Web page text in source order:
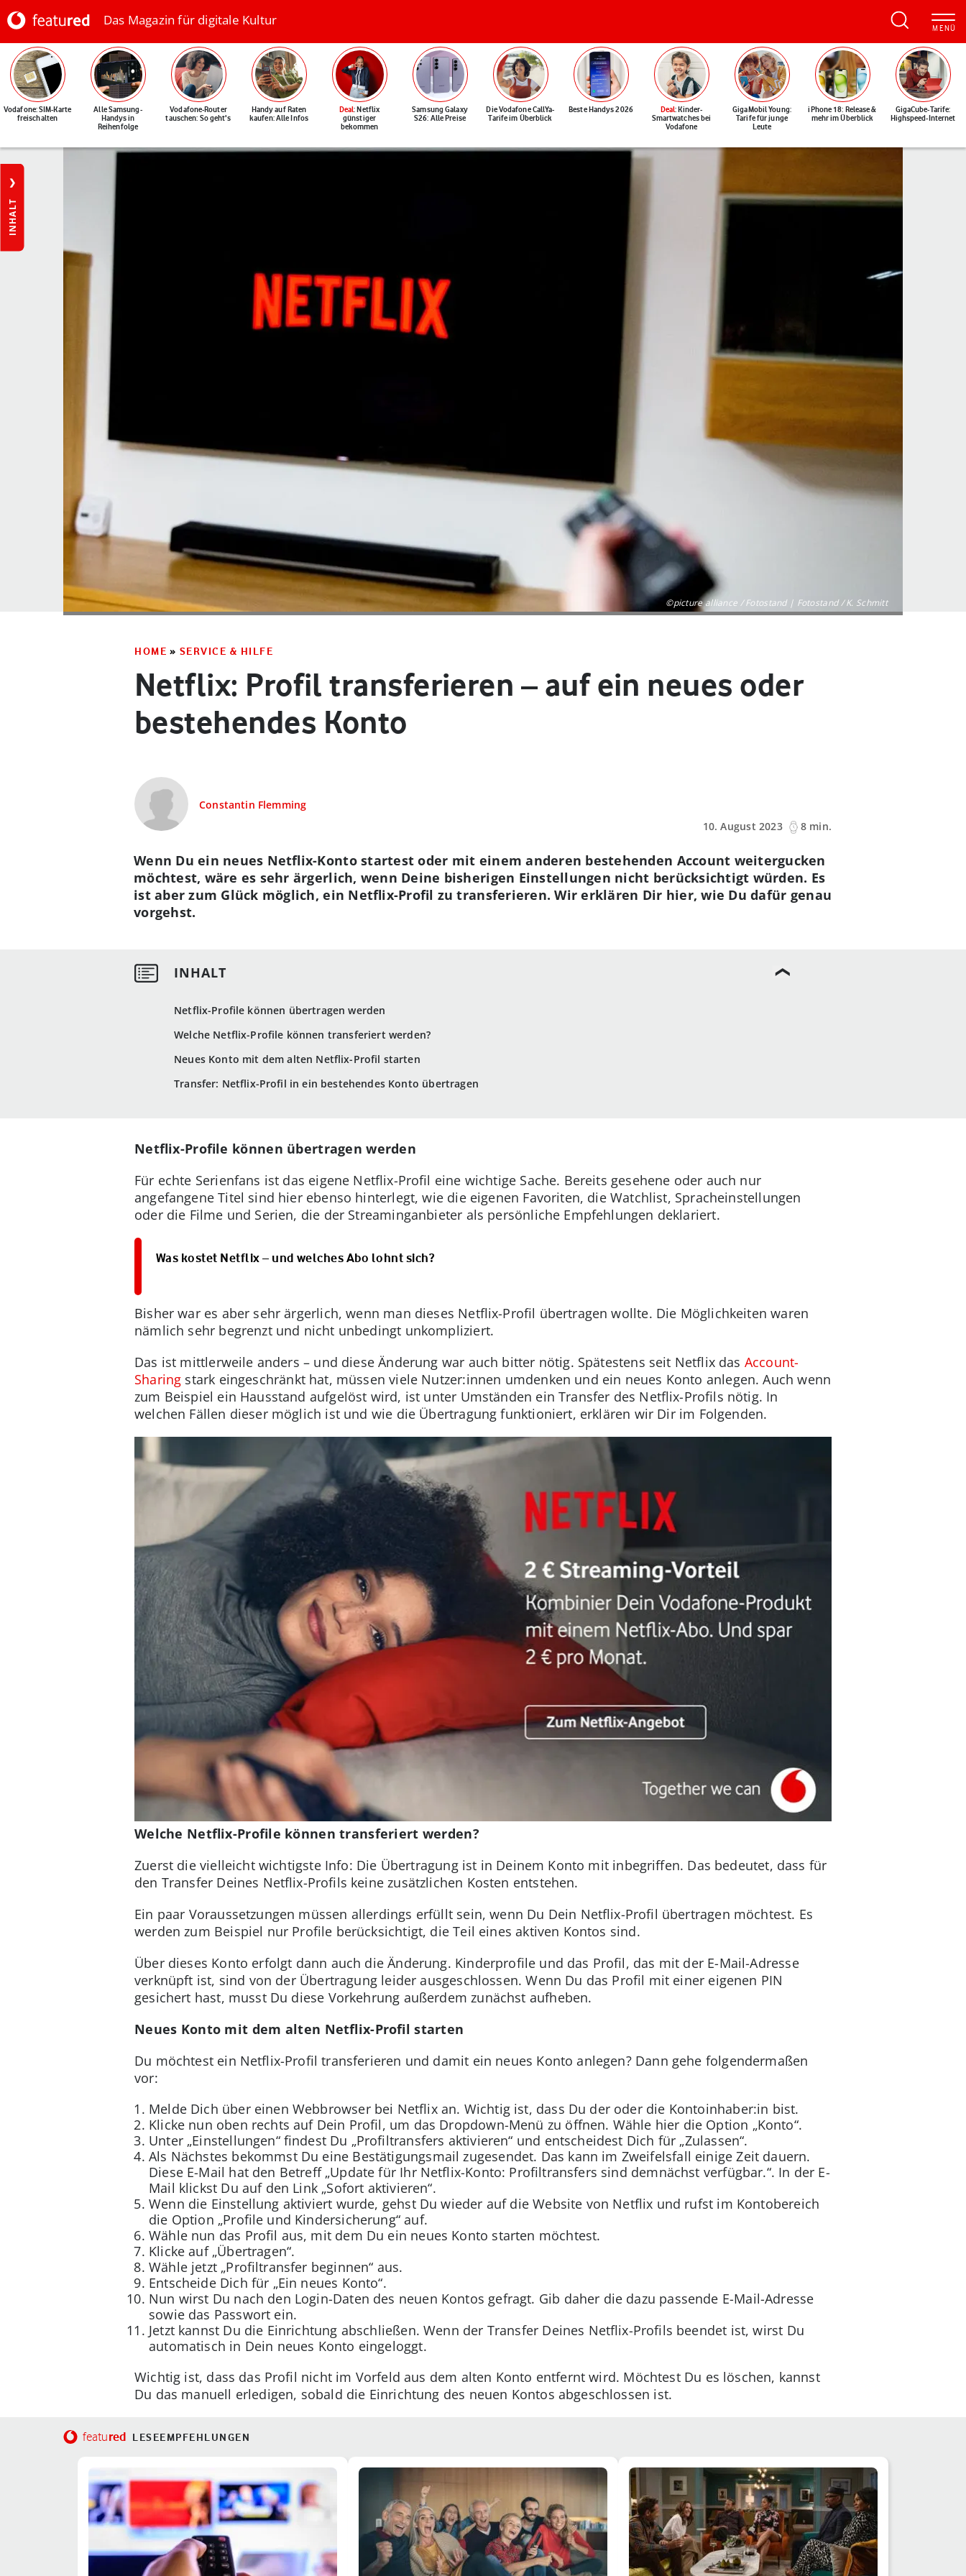
Das Magazin für digitale Kultur
Vodafone: SIM-Karte
freischalten
Alle Samsung-
Handys in
Reihenfolge
Vodafone-Router
tauschen: So geht's
Handy auf Raten
kaufen: Alle Infos
Deal: Netflix
günstiger
bekommen
Samsung Galaxy
S26: Alle Preise
Die Vodafone CallYa-
Tarife im Überblick
Beste Handys 2026 Deal: Kinder-
Smartwatches bei
Vodafone
GigaMobil Young:
Tarife für junge
Leute
iPhone 18: Release &
mehr im Überblick
GigaCube-Tarife:
Highspeed-Internet
INHALT
©picture alliance / Fotostand | Fotostand / K. Schmitt
HOME » SERVICE & HILFE
Netflix: Profil transferieren – auf ein neues oder
bestehendes Konto
Constantin Flemming
10. August 2023
8 min.
Netflix-Profile können übertragen werden
Welche Netflix-Profile können transferiert werden?
Neues Konto mit dem alten Netflix-Profil starten
Transfer: Netflix-Profil in ein bestehendes Konto übertragen
Wenn Du ein neues Netflix-Konto startest oder mit einem anderen bestehenden Account weitergucken
möchtest, wäre es sehr ärgerlich, wenn Deine bisherigen Einstellungen nicht berücksichtigt würden. Es
ist aber zum Glück möglich, ein Netflix-Profil zu transferieren. Wir erklären Dir hier, wie Du dafür genau
vorgehst.
Netflix-Profile können übertragen werden
Für echte Serienfans ist das eigene Netflix-Profil eine wichtige Sache. Bereits gesehene oder auch nur
angefangene Titel sind hier ebenso hinterlegt, wie die eigenen Favoriten, die Watchlist, Spracheinstellungen
oder die Filme und Serien, die der Streaminganbieter als persönliche Empfehlungen deklariert.
Was kostet Netflix – und welches Abo lohnt sich?
Bisher war es aber sehr ärgerlich, wenn man dieses Netflix-Profil übertragen wollte. Die Möglichkeiten waren
nämlich sehr begrenzt und nicht unbedingt unkompliziert.
Das ist mittlerweile anders – und diese Änderung war auch bitter nötig. Spätestens seit Netflix das Account-
Sharing stark eingeschränkt hat, müssen viele Nutzer:innen umdenken und ein neues Konto anlegen. Auch wenn
zum Beispiel ein Hausstand aufgelöst wird, ist unter Umständen ein Transfer des Netflix-Profils nötig. In
welchen Fällen dieser möglich ist und wie die Übertragung funktioniert, erklären wir Dir im Folgenden.
Welche Netflix-Profile können transferiert werden?
Zuerst die vielleicht wichtigste Info: Die Übertragung ist in Deinem Konto mit inbegriffen. Das bedeutet, dass für
den Transfer Deines Netflix-Profils keine zusätzlichen Kosten entstehen.
Ein paar Voraussetzungen müssen allerdings erfüllt sein, wenn Du Dein Netflix-Profil übertragen möchtest. Es
werden zum Beispiel nur Profile berücksichtigt, die Teil eines aktiven Kontos sind.
Über dieses Konto erfolgt dann auch die Änderung. Kinderprofile und das Profil, das mit der E-Mail-Adresse
verknüpft ist, sind von der Übertragung leider ausgeschlossen. Wenn Du das Profil mit einer eigenen PIN
gesichert hast, musst Du diese Vorkehrung außerdem zunächst aufheben.
Neues Konto mit dem alten Netflix-Profil starten
Du möchtest ein Netflix-Profil transferieren und damit ein neues Konto anlegen? Dann gehe folgendermaßen
vor:
Melde Dich über einen Webbrowser bei Netflix an. Wichtig ist, dass Du der oder die Kontoinhaber:in bist.
Klicke nun oben rechts auf Dein Profil, um das Dropdown-Menü zu öffnen. Wähle hier die Option „Konto“.
Unter „Einstellungen“ findest Du „Profiltransfers aktivieren“ und entscheidest Dich für „Zulassen“.
Als Nächstes bekommst Du eine Bestätigungsmail zugesendet. Das kann im Zweifelsfall einige Zeit dauern.
Diese E-Mail hat den Betreff „Update für Ihr Netflix-Konto: Profiltransfers sind demnächst verfügbar.“. In der E-
Mail klickst Du auf den Link „Sofort aktivieren“.
Wenn die Einstellung aktiviert wurde, gehst Du wieder auf die Website von Netflix und rufst im Kontobereich
die Option „Profile und Kindersicherung“ auf.
Wähle nun das Profil aus, mit dem Du ein neues Konto starten möchtest.
Klicke auf „Übertragen“.
Wähle jetzt „Profiltransfer beginnen“ aus.
Entscheide Dich für „Ein neues Konto“.
Nun wirst Du nach den Login-Daten des neuen Kontos gefragt. Gib daher die dazu passende E-Mail-Adresse
sowie das Passwort ein.
Jetzt kannst Du die Einrichtung abschließen. Wenn der Transfer Deines Netflix-Profils beendet ist, wirst Du
automatisch in Dein neues Konto eingeloggt.
Wichtig ist, dass das Profil nicht im Vorfeld aus dem alten Konto entfernt wird. Möchtest Du es löschen, kannst
Du das manuell erledigen, sobald die Einrichtung des neuen Kontos abgeschlossen ist.
featured LESEEMPFEHLUNGEN